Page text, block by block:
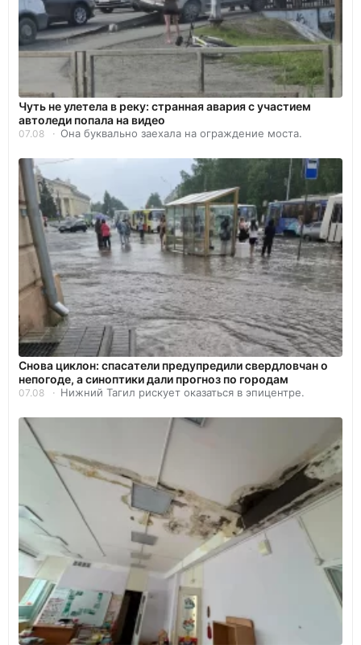
Чуть не улетела в реку: странная авария с участием
автоледи попала на видео
07.08 Она буквально заехала на ограждение моста.
Снова циклон: спасатели предупредили свердловчан о
непогоде, а синоптики дали прогноз по городам
07.08 Нижний Тагил рискует оказаться в эпицентре.